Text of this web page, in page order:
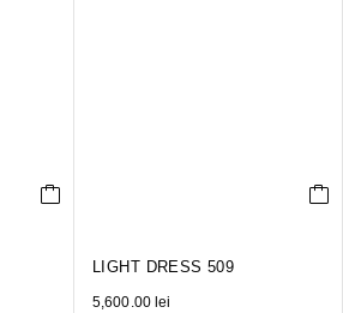
LIGHT DRESS 509
5,600.00 lei